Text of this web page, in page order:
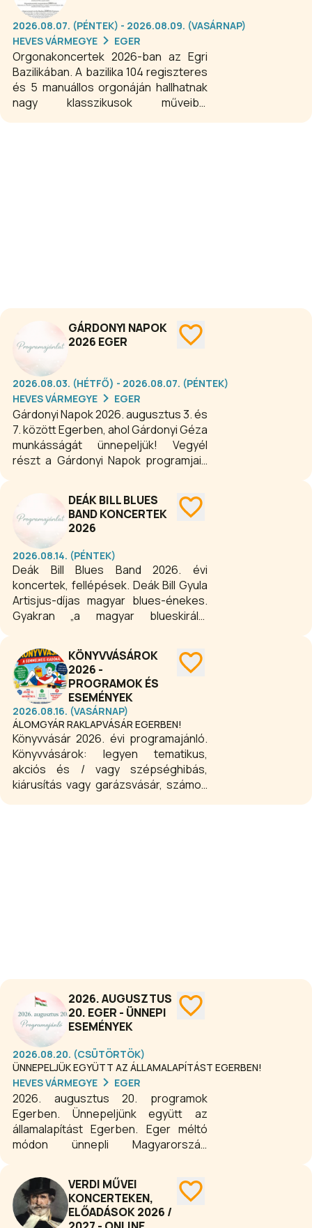
2026.08.07. (PÉNTEK) - 2026.08.09. (VASÁRNAP)
HEVES VÁRMEGYE
EGER
Orgonakoncertek 2026-ban az Egri
Bazilikában. A bazilika 104 regiszteres
és 5 manuállos orgonáján hallhatnak
nagy klasszikusok műveiből
GÁRDONYI NAPOK
2026 EGER
2026.08.03. (HÉTFŐ) - 2026.08.07. (PÉNTEK)
HEVES VÁRMEGYE
EGER
Gárdonyi Napok 2026. augusztus 3. és
7. között Egerben, ahol Gárdonyi Géza
munkásságát ünnepeljük! Vegyél
részt a Gárdonyi Napok programjain
legendákkal teli városában!
DEÁK BILL BLUES
BAND KONCERTEK
2026
2026.08.14. (PÉNTEK)
Deák Bill Blues Band 2026. évi
koncertek, fellépések. Deák Bill Gyula
Artisjus-díjas magyar blues-énekes.
Gyakran „a magyar blueskirály”
egyszerűen csak Bill-nek is szokták
szólítani.
KÖNYVVÁSÁROK
2026 -
PROGRAMOK ÉS
ESEMÉNYEK
2026.08.16. (VASÁRNAP)
ÁLOMGYÁR RAKLAPVÁSÁR EGERBEN!
Könyvvásár 2026. évi programajánló.
Könyvvásárok: legyen tematikus,
akciós és / vagy szépséghibás,
kiárusítás vagy garázsvásár, számos
2026. AUGUSZTUS
20. EGER - ÜNNEPI
ESEMÉNYEK
2026.08.20. (CSÜTÖRTÖK)
ÜNNEPELJÜK EGYÜTT AZ ÁLLAMALAPÍTÁST EGERBEN!
HEVES VÁRMEGYE
EGER
2026. augusztus 20. programok
Egerben. Ünnepeljünk együtt az
államalapítást Egerben. Eger méltó
módon ünnepli Magyarország
emlékét. Az ünnepi programok között
hagyományőrző események, ünnepi
megemlékezések, koncertek és
látványos esti tűzijáték is várja a
VERDI MŰVEI
KONCERTEKEN,
ELŐADÁSOK 2026 /